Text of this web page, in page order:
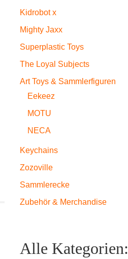
Kidrobot x
Mighty Jaxx
Superplastic Toys
The Loyal Subjects
Art Toys & Sammlerfiguren
Eekeez
MOTU
NECA
Keychains
Zozoville
Sammlerecke
Zubehör & Merchandise
Alle Kategorien: